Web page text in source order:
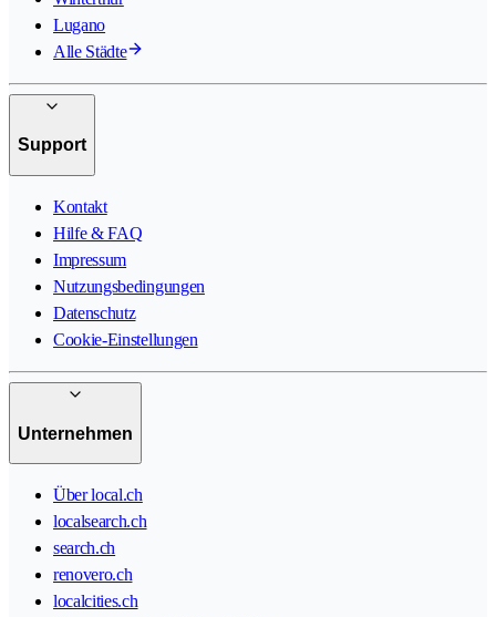
Lugano
Alle Städte
Support
Kontakt
Hilfe & FAQ
Impressum
Nutzungsbedingungen
Datenschutz
Cookie-Einstellungen
Unternehmen
Über local.ch
localsearch.ch
search.ch
renovero.ch
localcities.ch